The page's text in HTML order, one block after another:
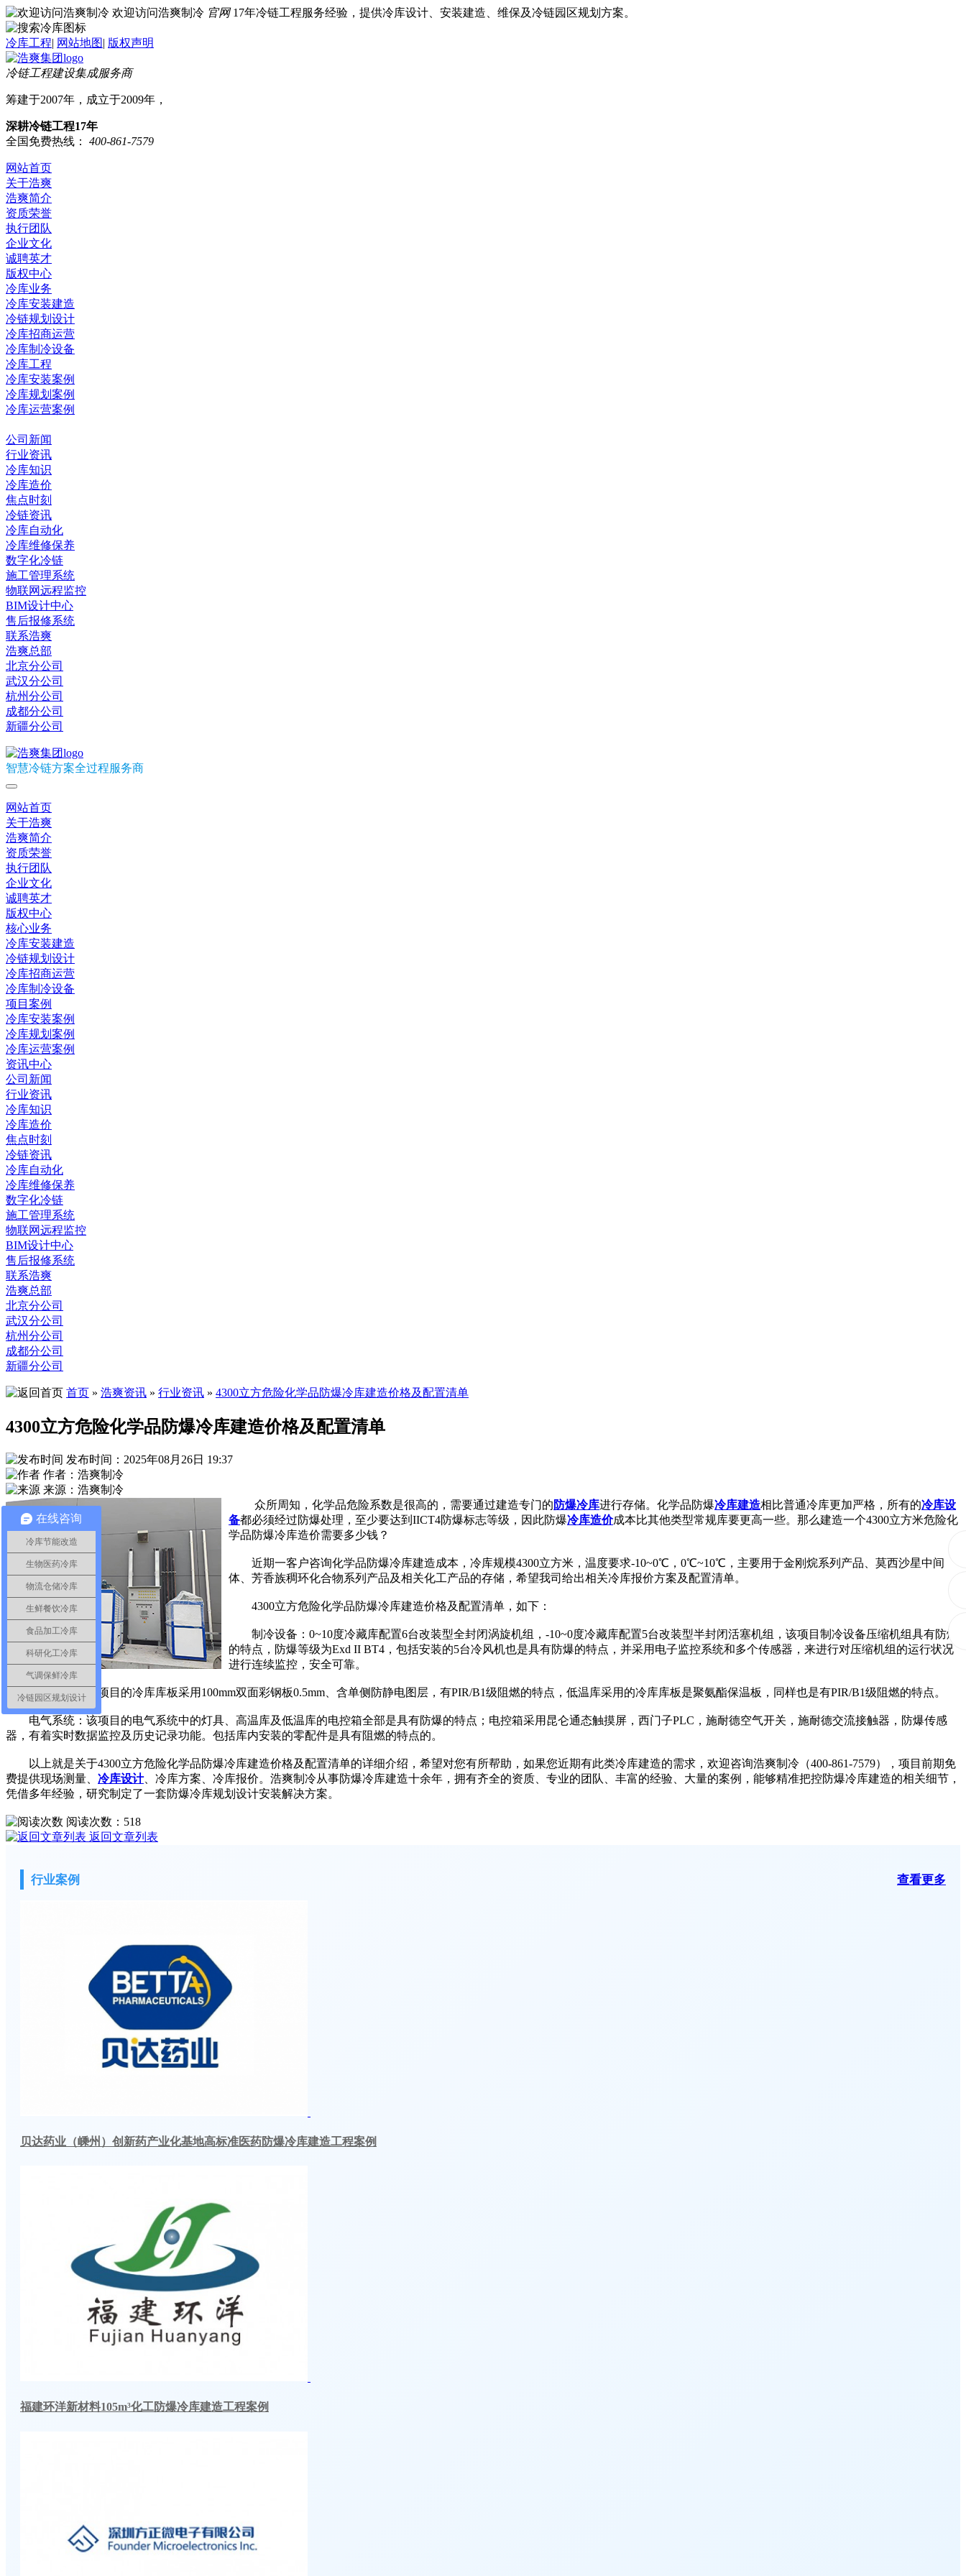
欢迎访问浩爽制冷 官网 17年冷链工程服务经验，提供冷库设计、安装建造、维保及冷链园区规划方案。
冷库工程| 网站地图| 版权声明
冷链工程建设集成服务商
筹建于2007年，成立于2009年，
深耕冷链工程17年
全国免费热线：
400-861-7579
网站首页
关于浩爽
浩爽简介
资质荣誉
执行团队
企业文化
诚聘英才
版权中心
冷库业务
冷库安装建造
冷链规划设计
冷库招商运营
冷库制冷设备
冷库工程
冷库安装案例
冷库规划案例
冷库运营案例
公司新闻
行业资讯
冷库知识
冷库造价
焦点时刻
冷链资讯
冷库自动化
冷库维修保养
数字化冷链
施工管理系统
物联网远程监控
BIM设计中心
售后报修系统
联系浩爽
浩爽总部
北京分公司
武汉分公司
杭州分公司
成都分公司
新疆分公司
智慧冷链方案全过程服务商
网站首页
关于浩爽
浩爽简介
资质荣誉
执行团队
企业文化
诚聘英才
版权中心
核心业务
冷库安装建造
冷链规划设计
冷库招商运营
冷库制冷设备
项目案例
冷库安装案例
冷库规划案例
冷库运营案例
资讯中心
公司新闻
行业资讯
冷库知识
冷库造价
焦点时刻
冷链资讯
冷库自动化
冷库维修保养
数字化冷链
施工管理系统
物联网远程监控
BIM设计中心
售后报修系统
联系浩爽
浩爽总部
北京分公司
武汉分公司
杭州分公司
成都分公司
新疆分公司
首页 » 浩爽资讯 » 行业资讯 » 4300立方危险化学品防爆冷库建造价格及配置清单
4300立方危险化学品防爆冷库建造价格及配置清单
发布时间：2025年08月26日 19:37
作者：浩爽制冷
来源：浩爽制冷
众所周知，化学品危险系数是很高的，需要通过建造专门的 防爆冷库进行存储。化学品防爆冷库建造相比普通冷库更加严格，所有的冷库设
备都必须经过防爆处理，至少要达到IICT4防爆标志等级，因此防爆冷库造价成本比其他类型常规库要更高一些。那么建造一个4300立方米危险化
学品防爆冷库造价需要多少钱？
近期一客户咨询化学品防爆冷库建造成本，冷库规模4300立方米，温度要求-10~0℃，0℃~10℃，主要用于金刚烷系列产品、莫西沙星中间
体、芳香族稠环化合物系列产品及相关化工产品的存储，希望我司给出相关冷库报价方案及配置清单。
4300立方危险化学品防爆冷库建造价格及配置清单，如下：
制冷设备：0~10度冷藏库配置6台改装型全封闭涡旋机组，-10~0度冷藏库配置5台改装型半封闭活塞机组，该项目制冷设备压缩机组具有防爆
的特点，防爆等级为Exd II BT4，包括安装的5台冷风机也是具有防爆的特点，并采用电子监控系统和多个传感器，来进行对压缩机组的运行状况
进行连续监控，安全可靠。
库房保温：该项目的冷库库板采用100mm双面彩钢板0.5mm、含单侧防静电图层，有PIR/B1级阻燃的特点，低温库采用的冷库库板是聚氨酯保温板，同样也是有PIR/B1级阻燃的特点。
电气系统：该项目的电气系统中的灯具、高温库及低温库的电控箱全部是具有防爆的特点；电控箱采用昆仑通态触摸屏，西门子PLC，施耐德空气开关，施耐德交流接触器，防爆传感
器，有着实时数据监控及历史记录功能。包括库内安装的零配件是具有阻燃的特点的。
以上就是关于4300立方危险化学品防爆冷库建造价格及配置清单的详细介绍，希望对您有所帮助，如果您近期有此类冷库建造的需求，欢迎咨询浩爽制冷（400-861-7579），项目前期免
费提供现场测量、 冷库设计、冷库方案、冷库报价。浩爽制冷从事防爆冷库建造十余年，拥有齐全的资质、专业的团队、丰富的经验、大量的案例，能够精准把控防爆冷库建造的相关细节，
凭借多年经验，研究制定了一套防爆冷库规划设计安装解决方案。
阅读次数： 518
返回文章列表
行业案例 查看更多
贝达药业（嵊州）创新药产业化基地高标准医药防爆冷库建造工程案例
福建环洋新材料105m³化工防爆冷库建造工程案例
在线咨询
冷库节能改造
生物医药冷库
物流仓储冷库
生鲜餐饮冷库
食品加工冷库
科研化工冷库
气调保鲜冷库
冷链园区规划设计